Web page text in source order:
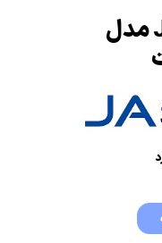
پنل خورشیدی بایفیشیال JA Solar مدل